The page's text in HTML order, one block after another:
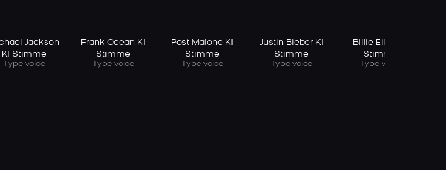
Jackson
KI Stimme
Type voice
Frank Ocean KI
Stimme
Type voice
Post Malone KI
Stimme
Type voice
Justin Bieber KI
Stimme
Type voice
Billie Eilish KI
Stimme
Type voice